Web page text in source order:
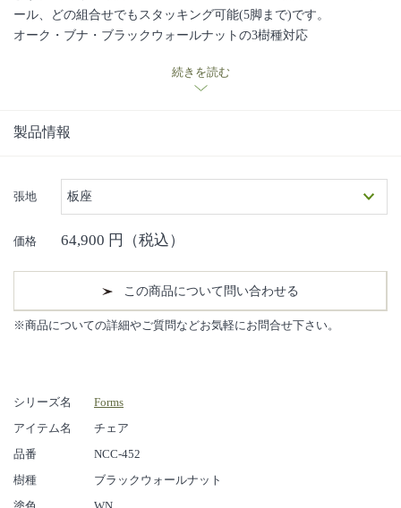
ール、どの組合せでもスタッキング可能(5脚まで)です。
オーク・ブナ・ブラックウォールナットの3樹種対応
■日進木工の手しごと・ものづくりへの想いの動画はこちら■
続きを読む
製品情報
張地 板座
価格 64,900 円（税込）
この商品について問い合わせる
※商品についての詳細やご質問などお気軽にお問合せ下さい。
シリーズ名
Forms
アイテム名
チェア
品番
NCC-452
樹種
ブラックウォールナット